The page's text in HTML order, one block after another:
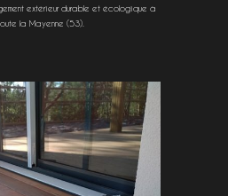
extérieur durable et écologique à
la Mayenne (53).